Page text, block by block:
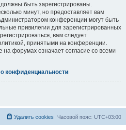
быть зарегистрированы.
минут, но предоставляет вам
конференции могут быть
привилегии для зарегистрированных
вам следует
принятыми на конференции.
на форумах означает согласие со всеми
конфиденциальности
Часовой пояс: UTC+03:00
Удалить cookies